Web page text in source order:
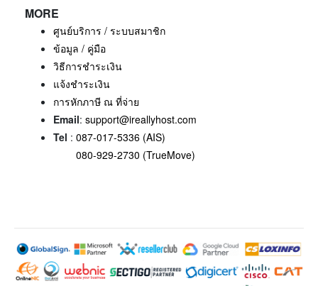
MORE
ศูนย์บริการ / ระบบสมาชิก
ข้อมูล / คู่มือ
วิธีการชำระเงิน
แจ้งชำระเงิน
การหักภาษี ณ ที่จ่าย
Email: support@ireallyhost.com
Tel : 087-017-5336 (AIS)
080-929-2730 (TrueMove)